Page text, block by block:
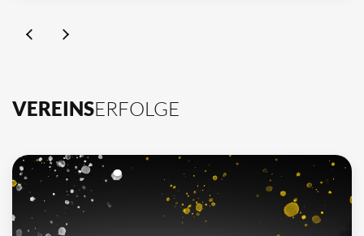
VEREINSERFOLGE